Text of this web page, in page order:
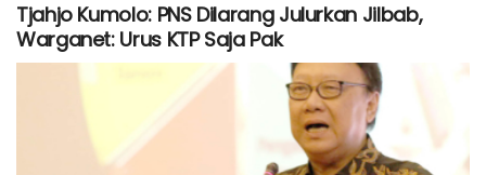
Tjahjo Kumolo: PNS Dilarang Julurkan Jilbab,
Warganet: Urus KTP Saja Pak